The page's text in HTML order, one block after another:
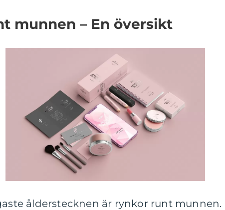
munnen – En översikt
ålderstecknen är rynkor runt munnen.